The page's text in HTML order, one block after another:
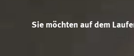
Sie möchten auf dem